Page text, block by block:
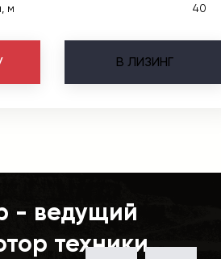
м
40
В ЛИЗИНГ
- ведущий
техники